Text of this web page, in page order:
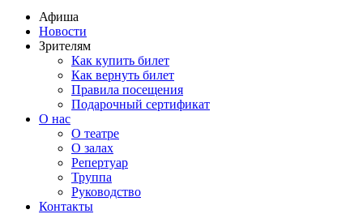
Афиша
Новости
Зрителям
Как купить билет
Как вернуть билет
Правила посещения
Подарочный сертификат
О нас
О театре
О залах
Репертуар
Труппа
Руководство
Контакты